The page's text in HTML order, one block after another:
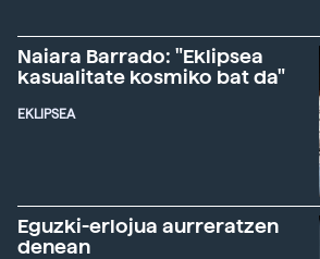
Naiara Barrado: "Eklipsea
kasualitate kosmiko bat da"
EKLIPSEA
Eguzki-erlojua aurreratzen
denean